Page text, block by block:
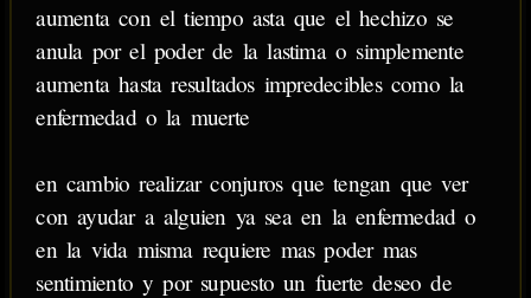
aumenta con el tiempo asta que el hechizo se
anula por el poder de la lastima o simplemente
aumenta hasta resultados impredecibles como la
enfermedad o la muerte
en cambio realizar conjuros que tengan que ver
con ayudar a alguien ya sea en la enfermedad o
en la vida misma requiere mas poder mas
sentimiento y por supuesto un fuerte deseo de